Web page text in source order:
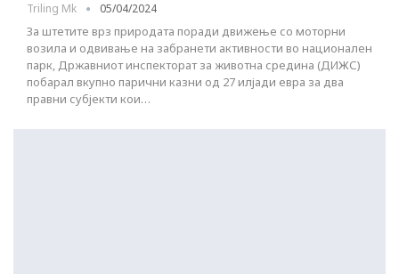
Triling Mk 05/04/2024
За штетите врз природата поради движење со моторни
возила и одвивање на забранети активности во национален
парк, Државниот инспекторат за животна средина (ДИЖС)
побарал вкупно парични казни од 27 илјади евра за два
правни субјекти кои…